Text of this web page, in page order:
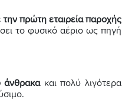
την πρώτη εταιρεία παροχής
το φυσικό αέριο ως πηγή
άνθρακακαι πολύ λιγότερα